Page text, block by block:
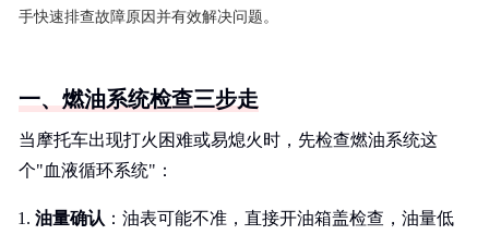
手快速排查故障原因并有效解决问题。
一、燃油系统检查三步走
当摩托车出现打火困难或易熄火时，先检查燃油系统这
个"血液循环系统"：
油量确认 ：油表可能不准，直接开油箱盖检查，油量低